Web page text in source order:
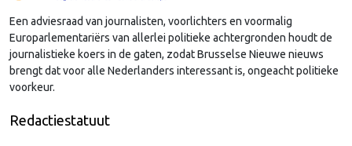
Een adviesraad van journalisten, voorlichters en voormalig
Europarlementariërs van allerlei politieke achtergronden houdt de
journalistieke koers in de gaten, zodat Brusselse Nieuwe nieuws
brengt dat voor alle Nederlanders interessant is, ongeacht politieke
voorkeur.
Redactiestatuut